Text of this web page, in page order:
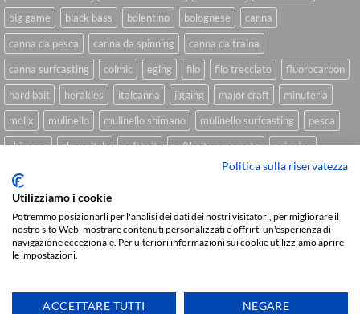
big game
black bass bolentino bolognese
canna
canna da pesca
canna da spinning
canna da traina
canna surfcasting
colmic eging filo filo trecciato
fluorocarbon
hard bait
herakles italcanna jigging major craft
minuteria
molix
mulinello mulinello shimano mulinello surfcasting
pesca
shimano
slow pitch softbait softbait yamamoto
spinning
spinning inshore
trecciato trolling tubertini
Sviluppato daWe Blink Design
Delivery
CHI SIAMO BLOG FAQ CONTATTI
Politica sulla riservatezza
Utilizziamo i cookie
Potremmo posizionarli per l'analisi dei dati dei nostri visitatori, per migliorare il
nostro sito Web, mostrare contenuti personalizzati e offrirti un'esperienza di
navigazione eccezionale. Per ulteriori informazioni sui cookie utilizziamo aprire
le impostazioni.
ACCETTARE TUTTI NEGARE